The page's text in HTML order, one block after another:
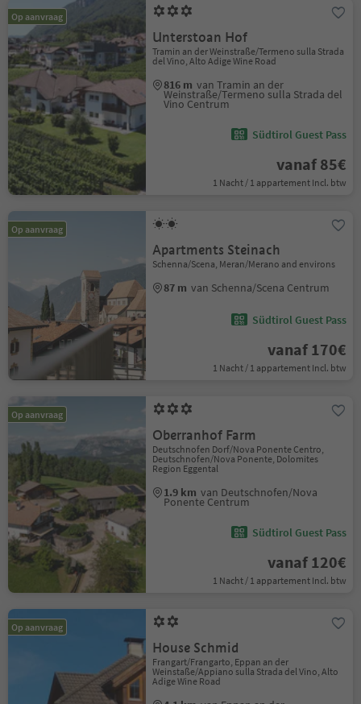
Op aanvraag
Unterstoan Hof
Tramin an der Weinstraße/Termeno sulla Strada
del Vino, Alto Adige Wine Road
816 m van Tramin an der
Weinstraße/Termeno sulla Strada del
Vino Centrum
Südtirol Guest Pass
vanaf 85€
1 Nacht / 1 appartement Incl. btw
Op aanvraag
Apartments Steinach
Schenna/Scena, Meran/Merano and environs
87 m van Schenna/Scena Centrum
Südtirol Guest Pass
vanaf 170€
1 Nacht / 1 appartement Incl. btw
Op aanvraag
Oberranhof Farm
Deutschnofen Dorf/Nova Ponente Centro,
Deutschnofen/Nova Ponente, Dolomites
Region Eggental
1.9 km van Deutschnofen/Nova
Ponente Centrum
Südtirol Guest Pass
vanaf 120€
1 Nacht / 1 appartement Incl. btw
Op aanvraag
House Schmid
Frangart/Frangarto, Eppan an der
Weinstaße/Appiano sulla Strada del Vino, Alto
Adige Wine Road